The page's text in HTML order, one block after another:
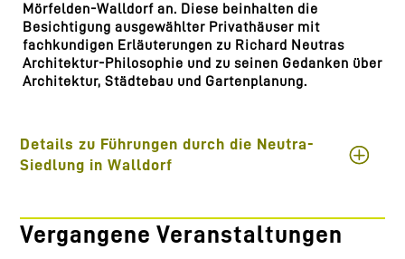
Mörfelden-Walldorf an. Diese beinhalten die
Besichtigung ausgewählter Privathäuser mit
fachkundigen Erläuterungen zu Richard Neutras
Architektur-Philosophie und zu seinen Gedanken über
Architektur, Städtebau und Gartenplanung.
Details zu Führungen durch die Neutra-
Siedlung in Walldorf
Vergangene Veranstaltungen